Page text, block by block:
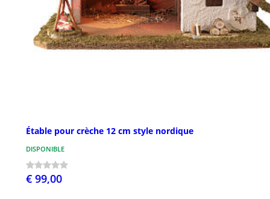
Étable pour crèche 12 cm style nordique
DISPONIBLE
€ 99,00